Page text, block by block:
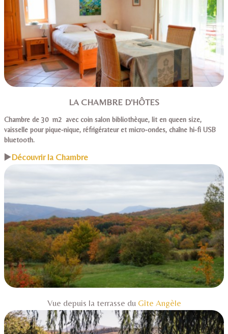
LA CHAMBRE D'HÔTES
Chambre de 30 m2 avec coin salon bibliothèque, lit en queen size,
vaisselle pour pique-nique, réfrigérateur et micro-ondes, chaîne hi-fi USB
bluetooth.
▶️Découvrir la Chambre
Vue depuis la terrasse duGîte Angèle